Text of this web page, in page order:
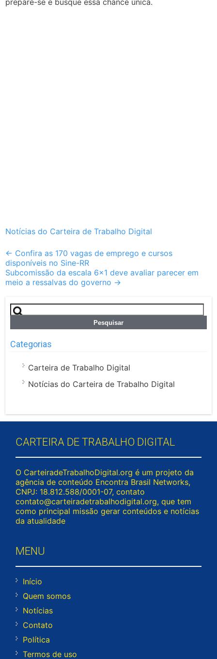
Notícias do Carteira de Trabalho Digital
Post
navigation
← Confira as 170 vagas de emprego e cursos
disponíveis no Sine-RR
Subcomissão da escala 6×1 deve avaliar parecer em
meio a ressalvas do governo →
Pesquisar
por:
Categorias
Carteira de Trabalho Digital
Notícias do Carteira de Trabalho Digital
CARTEIRA DE TRABALHO DIGITAL
O CarteiradeTrabalhoDigital.org é um projeto da
agência de conteúdo Encontra Brasil Networks,
CNPJ: 18.812.588/0001-07, contato
contato@carteiradetrabalhodigital.org, que tem
como principal missão gerar conteúdos e notícias
da atualidade
MENU
Início
Quem somos
Notícias
Contato
Política
Termos de uso